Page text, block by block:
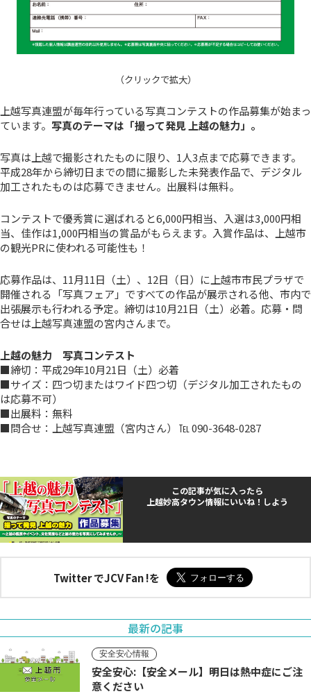
（クリックで拡大）
上越写真連盟が毎年行っている写真コンテストの作品募集が始まっ
ています。 写真のテーマは「撮って発見 上越の魅力」。
写真は上越で撮影されたものに限り、1人3点まで応募できます。
平成28年から締切日までの間に撮影した未発表作品で、デジタル
加工されたものは応募できません。出展料は無料。
コンテストで優秀賞に選ばれると6,000円相当、入選は3,000円相
当、佳作は1,000円相当の賞品がもらえます。入賞作品は、上越市
の観光PRに使われる可能性も！
応募作品は、11月11日（土）、12日（日）に上越市市民プラザで
開催される「写真フェア」ですべての作品が展示される他、市内で
出張展示も行われる予定。締切は10月21日（土）必着。応募・問
合せは上越写真連盟の宮内さんまで。
上越の魅力 写真コンテスト
■締切：平成29年10月21日（土）必着
■サイズ：四つ切またはワイド四つ切（デジタル加工されたもの
は応募不可）
■出展料：無料
■問合せ：上越写真連盟（宮内さん） ℡ 090-3648-0287
この記事が気に入ったら
上越妙高タウン情報にいいね！しよう
Twitter でJCV Fan !を
最新の記事
安全安心情報
安全安心:【安全メール】明日は熱中症にご注
意ください